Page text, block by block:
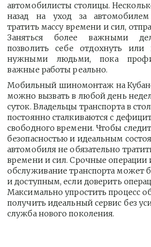
автомобилисты столицы.
назад на уход за автомобилем
тратить массу времени и сил,
Заняться более важными
позволить себе отдохнуть или
нужными людьми, пока
важные работы реально.
Мобильный шиномонтаж на
можно вызвать в любой день
суток. Владельцы транспорта в
постоянно сталкиваются с
свободного времени. Чтобы
безопасностью и идеальным
автомобиля не обязательно
времени и сил. Срочные операции
обслуживание транспорта может
и доступным, если доверить
Максимально упростить процесс
получить идеальный сервис без
служба нового поколения.